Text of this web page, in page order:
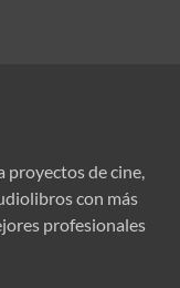
proyectos de cine,
con más
profesionales